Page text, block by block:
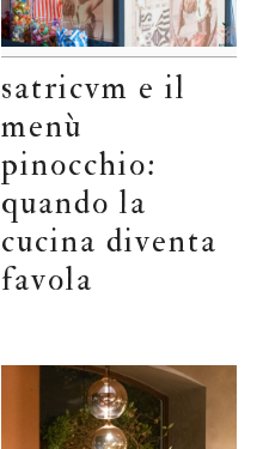
satricvm e il
menù
pinocchio:
quando la
cucina diventa
favola